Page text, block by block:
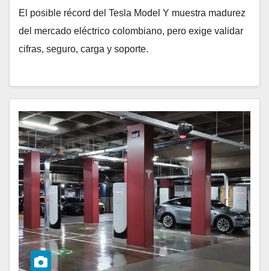
El posible récord del Tesla Model Y muestra madurez
del mercado eléctrico colombiano, pero exige validar
cifras, seguro, carga y soporte.